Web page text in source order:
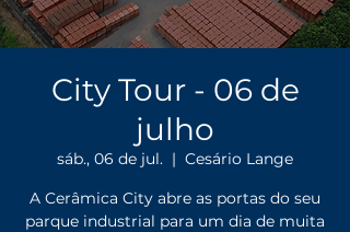
City Tour - 06 de
julho
sáb., 06 de jul.
  |
Cesário Lange
A Cerâmica City abre as portas do seu
parque industrial para um dia de muita